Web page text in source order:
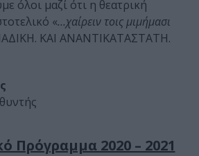
όλοι μαζί ότι η θεατρική
«…χαίρειν τοις μιμήμασι
ΚΑΙ ΑΝΑΝΤΙΚΑΤΑΣΤΑΤΗ.
Πρόγραμμα 2020 – 2021